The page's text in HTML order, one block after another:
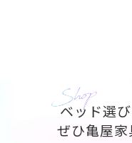
ベッド選
ぜひ亀屋